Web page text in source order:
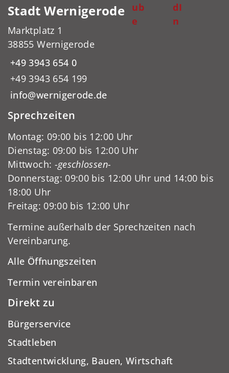
ub
e
dI
n
Stadt Wernigerode
Marktplatz 1
38855 Wernigerode
+49 3943 654 0
+49 3943 654 199
info@wernigerode.de
Sprechzeiten
Montag: 09:00 bis 12:00 Uhr
Dienstag: 09:00 bis 12:00 Uhr
Mittwoch: -geschlossen-
Donnerstag: 09:00 bis 12:00 Uhr und 14:00 bis
18:00 Uhr
Freitag: 09:00 bis 12:00 Uhr
Termine außerhalb der Sprechzeiten nach
Vereinbarung.
Alle Öffnungszeiten
Termin vereinbaren
Direkt zu
Bürgerservice
Stadtleben
Stadtentwicklung, Bauen, Wirtschaft